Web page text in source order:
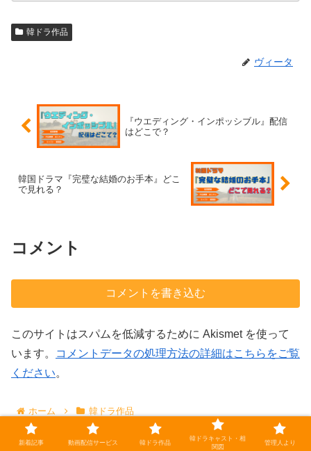
韓ドラ作品
ヴィータ
『ウエディング・インポッシブル』配信
はどこで？
韓国ドラマ『完璧な結婚のお手本』どこ
で見れる？
コメント
コメントを書き込む
このサイトはスパムを低減するために Akismet を使って
います。
コメントデータの処理方法の詳細はこちらをご覧
ください。
ホーム 韓ドラ作品
新着記事 動画配信サービス 韓ドラ作品
韓ドラキャスト・相
関図
管理人より